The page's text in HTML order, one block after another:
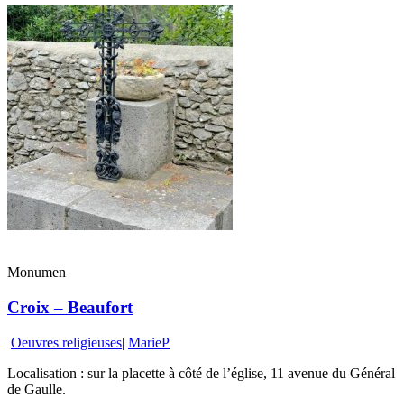
Monumen
Croix – Beaufort
Oeuvres religieuses| MarieP
Localisation : sur la placette à côté de l’église, 11 avenue du Général
de Gaulle.